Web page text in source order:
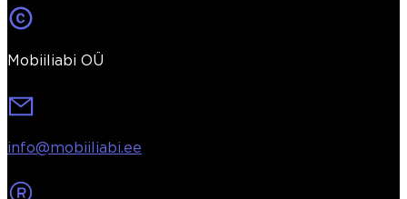
Mobiiliabi OÜ
info@mobiiliabi.ee